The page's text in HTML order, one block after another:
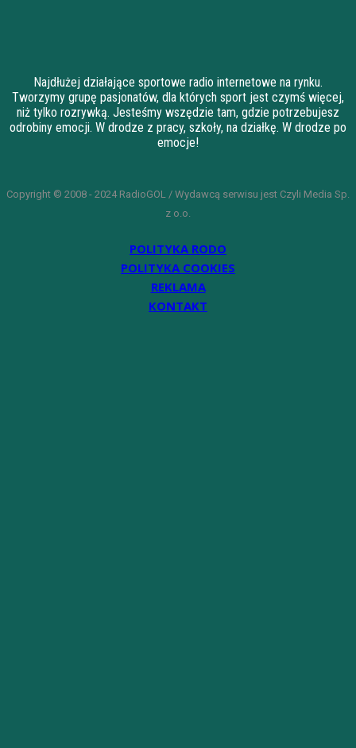
Najdłużej działające sportowe radio internetowe na rynku.
Tworzymy grupę pasjonatów, dla których sport jest czymś więcej,
niż tylko rozrywką. Jesteśmy wszędzie tam, gdzie potrzebujesz
odrobiny emocji. W drodze z pracy, szkoły, na działkę. W drodze po
emocje!
Copyright © 2008 - 2024 RadioGOL / Wydawcą serwisu jest Czyli Media Sp.
z o.o.
POLITYKA RODO
POLITYKA COOKIES
REKLAMA
KONTAKT